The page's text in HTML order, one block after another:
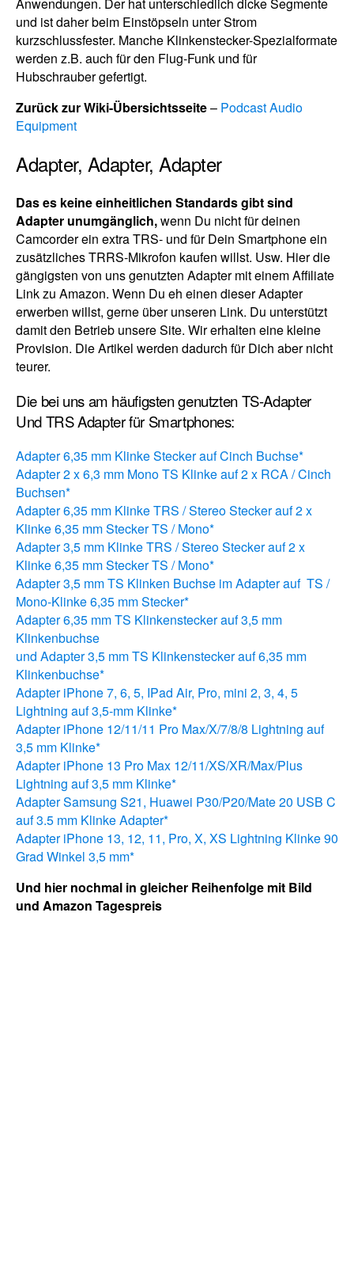
und ist daher beim Einstöpseln unter Strom
kurzschlussfester. Manche Klinkenstecker-Spezialformate
werden z.B. auch für den Flug-Funk und für
Hubschrauber gefertigt.
Zurück zur Wiki-Übersichtsseite– Podcast Audio
Equipment
Adapter, Adapter, Adapter
Das es keine einheitlichen Standards gibt sind
Adapter unumgänglich,wenn Du nicht für deinen
Camcorder ein extra TRS- und für Dein Smartphone ein
zusätzliches TRRS-Mikrofon kaufen willst. Usw. Hier die
gängigsten von uns genutzten Adapter mit einem Affiliate
Link zu Amazon. Wenn Du eh einen dieser Adapter
erwerben willst, gerne über unseren Link. Du unterstützt
damit den Betrieb unsere Site. Wir erhalten eine kleine
Provision. Die Artikel werden dadurch für Dich aber nicht
teurer.
Die bei uns am häufigsten genutzten TS-Adapter
Und TRS Adapter für Smartphones:
Adapter 6,35 mm Klinke Stecker auf Cinch Buchse*
Adapter 2 x 6,3 mm Mono TS Klinke auf 2 x RCA / Cinch
Buchsen*
Adapter 6,35 mm Klinke TRS / Stereo Stecker auf 2 x
Klinke 6,35 mm Stecker TS / Mono*
Adapter 3,5 mm Klinke TRS / Stereo Stecker auf 2 x
Klinke 6,35 mm Stecker TS / Mono*
Adapter 3,5 mm TS Klinken Buchse im Adapter auf TS /
Mono-Klinke 6,35 mm Stecker*
Adapter 6,35 mm TS Klinkenstecker auf 3,5 mm
Klinkenbuchse
und Adapter 3,5 mm TS Klinkenstecker auf 6,35 mm
Klinkenbuchse*
Adapter iPhone7, 6, 5, IPad Air, Pro, mini 2, 3, 4, 5
Lightning auf 3,5‑mm Klinke*
Adapter iPhone 12/11/11 Pro Max/X/7/8/8 Lightning auf
3,5 mm Klinke*
Adapter iPhone 13 Pro Max 12/11/XS/XR/Max/Plus
Lightning auf 3,5 mm Klinke*
Adapter Samsung S21, Huawei P30/P20/Mate 20 USB C
auf 3.5 mm Klinke Adapter*
Adapter iPhone 13, 12, 11, Pro, X, XS Lightning Klinke 90
Grad Winkel 3,5 mm*
Und hier nochmal in gleicher Reihenfolge mit Bild
und Amazon Tagespreis